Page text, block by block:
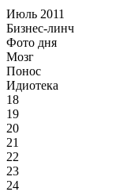
Июль 2011
Бизнес-линч
Фото дня
Мозг
Понос
Идиотека
18
19
20
21
22
23
24